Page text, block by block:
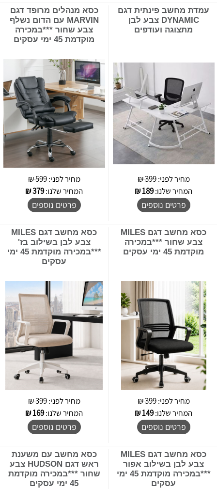
עמדת מחשב פינתית דגם
DYNAMIC צבע לבן
מתצוגה ועודפים
מחיר לפני:399 ₪
המחיר שלנו:189
₪
פרטים נוספים
כסא מנהלים מרופד דגם
MARVIN עם הדום נשלף
צבע שחור ***במכירה
מוקדמת 45 ימי עסקים
מחיר לפני:599 ₪
המחיר שלנו:379
₪
פרטים נוספים
כסא מחשב דגם MILES
צבע שחור ***במכירה
מוקדמת 45 ימי עסקים
מחיר לפני:399 ₪
המחיר שלנו:149
₪
פרטים נוספים
כסא מחשב דגם MILES
צבע לבן בשילוב בז'
***במכירה מוקדמת 45 ימי
עסקים
מחיר לפני:399 ₪
המחיר שלנו:169
₪
פרטים נוספים
כסא מחשב דגם MILES
צבע לבן בשילוב אפור
***במכירה מוקדמת 45 ימי
עסקים
כסא מחשב עם משענת
ראש דגם HUDSON צבע
שחור ***במכירה מוקדמת
45 ימי עסקים